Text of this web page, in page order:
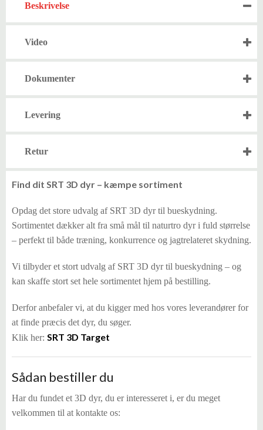
Beskrivelse
Video
Dokumenter
Levering
Retur
Find dit SRT 3D dyr – kæmpe sortiment
Opdag det store udvalg af SRT 3D dyr til bueskydning.
Sortimentet dækker alt fra små mål til naturtro dyr i fuld størrelse
– perfekt til både træning, konkurrence og jagtrelateret skydning.
Vi tilbyder et stort udvalg af SRT 3D dyr til bueskydning – og
kan skaffe stort set hele sortimentet hjem på bestilling.
Derfor anbefaler vi, at du kigger med hos vores leverandører for
at finde præcis det dyr, du søger.
Klik her: SRT 3D Target
Sådan bestiller du
Har du fundet et 3D dyr, du er interesseret i, er du meget
velkommen til at kontakte os: